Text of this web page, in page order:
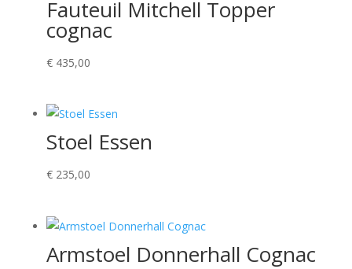
Fauteuil Mitchell Topper
cognac
€435,00
Stoel Essen
€235,00
Armstoel Donnerhall Cognac